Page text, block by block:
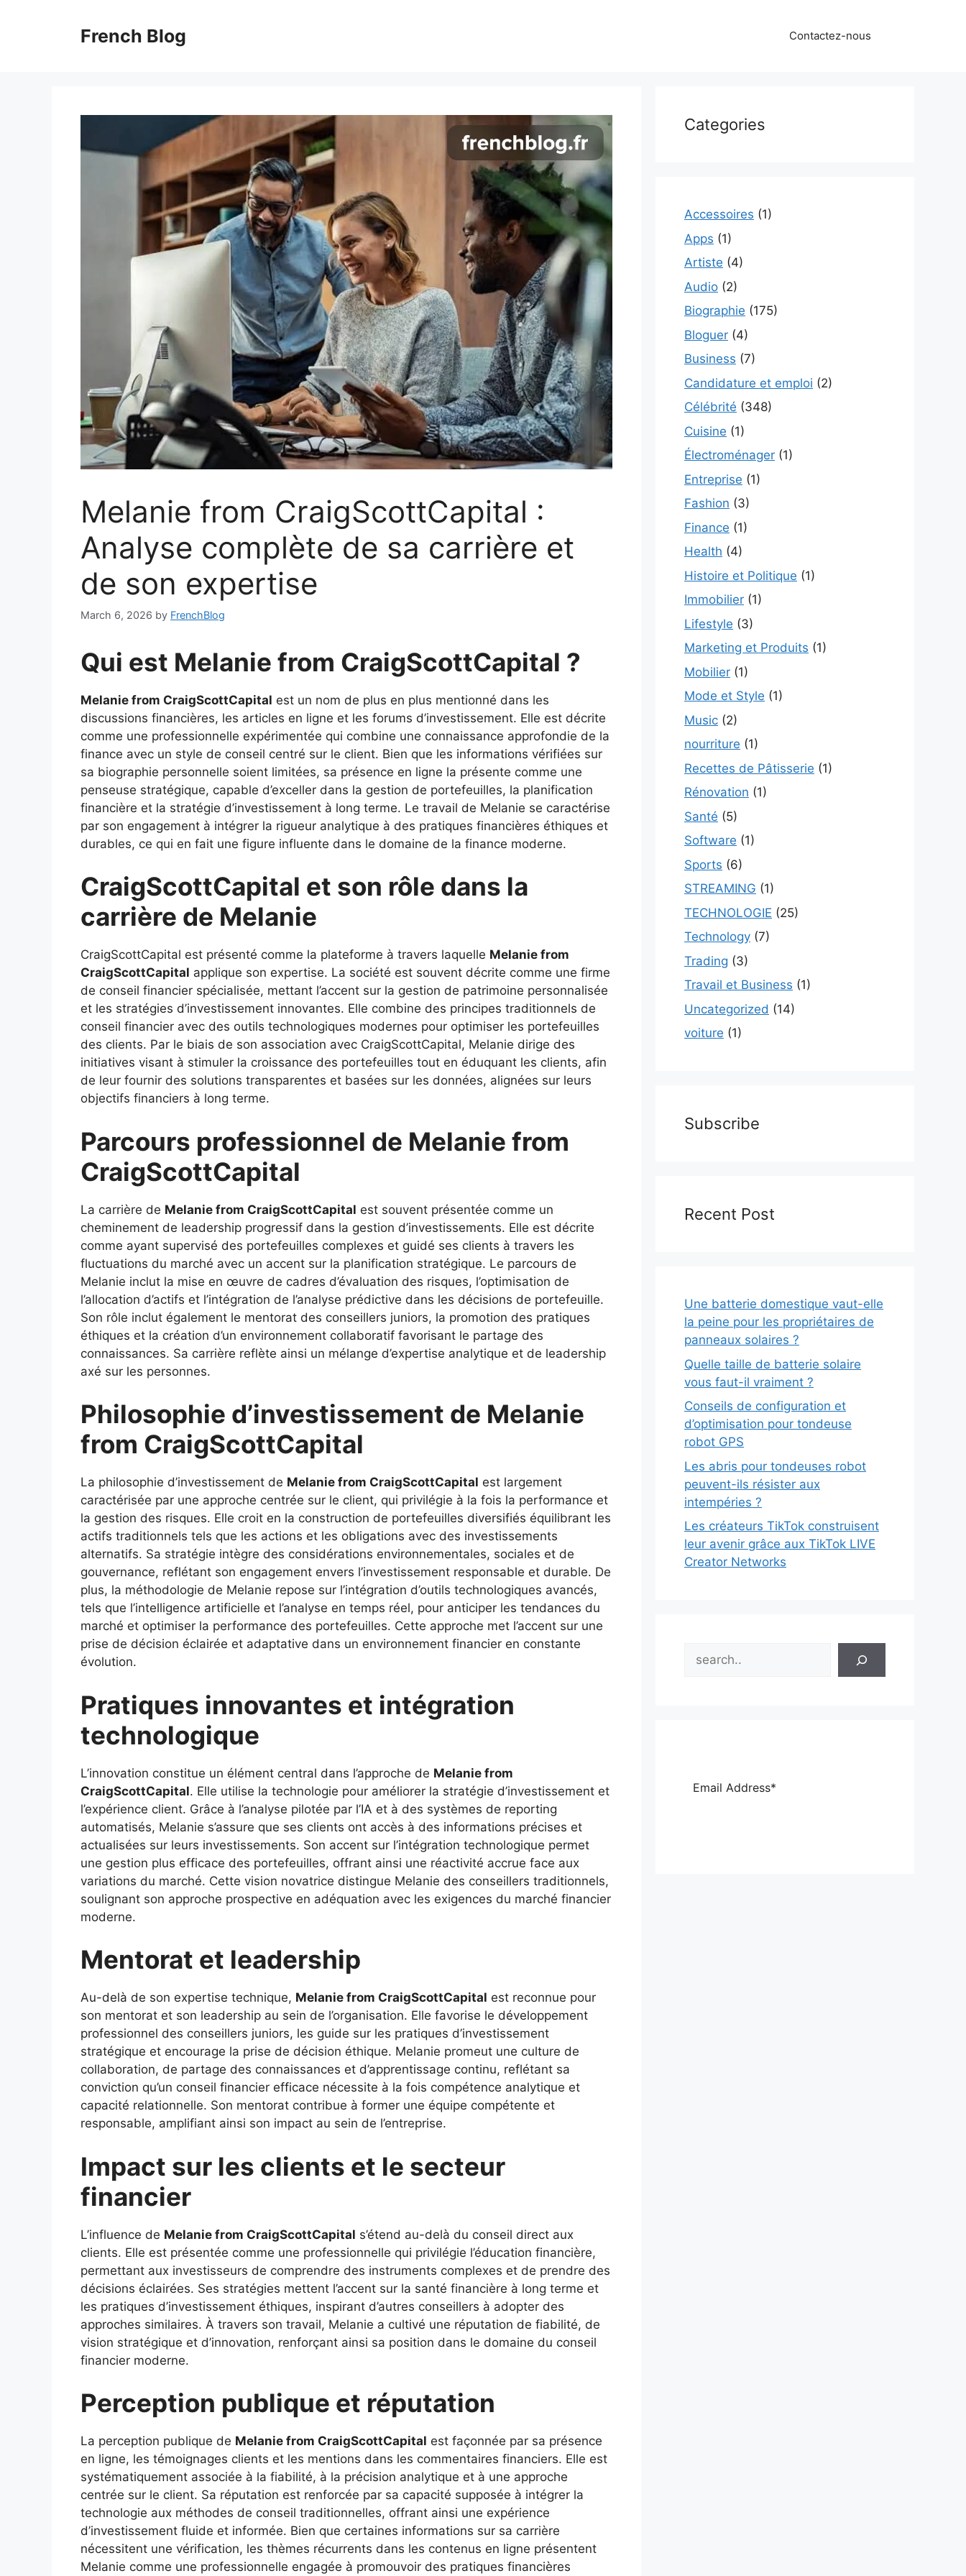
French Blog Contactez-nous
Melanie from CraigScottCapital :
Analyse complète de sa carrière et
de son expertise
March 6, 2026 by FrenchBlog
Qui est Melanie from CraigScottCapital ?
Melanie from CraigScottCapital est un nom de plus en plus mentionné dans les
discussions financières, les articles en ligne et les forums d’investissement. Elle est décrite
comme une professionnelle expérimentée qui combine une connaissance approfondie de la
finance avec un style de conseil centré sur le client. Bien que les informations vérifiées sur
sa biographie personnelle soient limitées, sa présence en ligne la présente comme une
penseuse stratégique, capable d’exceller dans la gestion de portefeuilles, la planification
financière et la stratégie d’investissement à long terme. Le travail de Melanie se caractérise
par son engagement à intégrer la rigueur analytique à des pratiques financières éthiques et
durables, ce qui en fait une figure influente dans le domaine de la finance moderne.
CraigScottCapital et son rôle dans la
carrière de Melanie
CraigScottCapital est présenté comme la plateforme à travers laquelle Melanie from
CraigScottCapital applique son expertise. La société est souvent décrite comme une firme
de conseil financier spécialisée, mettant l’accent sur la gestion de patrimoine personnalisée
et les stratégies d’investissement innovantes. Elle combine des principes traditionnels de
conseil financier avec des outils technologiques modernes pour optimiser les portefeuilles
des clients. Par le biais de son association avec CraigScottCapital, Melanie dirige des
initiatives visant à stimuler la croissance des portefeuilles tout en éduquant les clients, afin
de leur fournir des solutions transparentes et basées sur les données, alignées sur leurs
objectifs financiers à long terme.
Parcours professionnel de Melanie from
CraigScottCapital
La carrière de Melanie from CraigScottCapital est souvent présentée comme un
cheminement de leadership progressif dans la gestion d’investissements. Elle est décrite
comme ayant supervisé des portefeuilles complexes et guidé ses clients à travers les
fluctuations du marché avec un accent sur la planification stratégique. Le parcours de
Melanie inclut la mise en œuvre de cadres d’évaluation des risques, l’optimisation de
l’allocation d’actifs et l’intégration de l’analyse prédictive dans les décisions de portefeuille.
Son rôle inclut également le mentorat des conseillers juniors, la promotion des pratiques
éthiques et la création d’un environnement collaboratif favorisant le partage des
connaissances. Sa carrière reflète ainsi un mélange d’expertise analytique et de leadership
axé sur les personnes.
Philosophie d’investissement de Melanie
from CraigScottCapital
La philosophie d’investissement de Melanie from CraigScottCapital est largement
caractérisée par une approche centrée sur le client, qui privilégie à la fois la performance et
la gestion des risques. Elle croit en la construction de portefeuilles diversifiés équilibrant les
actifs traditionnels tels que les actions et les obligations avec des investissements
alternatifs. Sa stratégie intègre des considérations environnementales, sociales et de
gouvernance, reflétant son engagement envers l’investissement responsable et durable. De
plus, la méthodologie de Melanie repose sur l’intégration d’outils technologiques avancés,
tels que l’intelligence artificielle et l’analyse en temps réel, pour anticiper les tendances du
marché et optimiser la performance des portefeuilles. Cette approche met l’accent sur une
prise de décision éclairée et adaptative dans un environnement financier en constante
évolution.
Pratiques innovantes et intégration
technologique
L’innovation constitue un élément central dans l’approche de Melanie from
CraigScottCapital. Elle utilise la technologie pour améliorer la stratégie d’investissement et
l’expérience client. Grâce à l’analyse pilotée par l’IA et à des systèmes de reporting
automatisés, Melanie s’assure que ses clients ont accès à des informations précises et
actualisées sur leurs investissements. Son accent sur l’intégration technologique permet
une gestion plus efficace des portefeuilles, offrant ainsi une réactivité accrue face aux
variations du marché. Cette vision novatrice distingue Melanie des conseillers traditionnels,
soulignant son approche prospective en adéquation avec les exigences du marché financier
moderne.
Mentorat et leadership
Au-delà de son expertise technique, Melanie from CraigScottCapital est reconnue pour
son mentorat et son leadership au sein de l’organisation. Elle favorise le développement
professionnel des conseillers juniors, les guide sur les pratiques d’investissement
stratégique et encourage la prise de décision éthique. Melanie promeut une culture de
collaboration, de partage des connaissances et d’apprentissage continu, reflétant sa
conviction qu’un conseil financier efficace nécessite à la fois compétence analytique et
capacité relationnelle. Son mentorat contribue à former une équipe compétente et
responsable, amplifiant ainsi son impact au sein de l’entreprise.
Impact sur les clients et le secteur
financier
L’influence de Melanie from CraigScottCapital s’étend au-delà du conseil direct aux
clients. Elle est présentée comme une professionnelle qui privilégie l’éducation financière,
permettant aux investisseurs de comprendre des instruments complexes et de prendre des
décisions éclairées. Ses stratégies mettent l’accent sur la santé financière à long terme et
les pratiques d’investissement éthiques, inspirant d’autres conseillers à adopter des
approches similaires. À travers son travail, Melanie a cultivé une réputation de fiabilité, de
vision stratégique et d’innovation, renforçant ainsi sa position dans le domaine du conseil
financier moderne.
Perception publique et réputation
La perception publique de Melanie from CraigScottCapital est façonnée par sa présence
en ligne, les témoignages clients et les mentions dans les commentaires financiers. Elle est
systématiquement associée à la fiabilité, à la précision analytique et à une approche
centrée sur le client. Sa réputation est renforcée par sa capacité supposée à intégrer la
technologie aux méthodes de conseil traditionnelles, offrant ainsi une expérience
d’investissement fluide et informée. Bien que certaines informations sur sa carrière
nécessitent une vérification, les thèmes récurrents dans les contenus en ligne présentent
Melanie comme une professionnelle engagée à promouvoir des pratiques financières
Categories
Accessoires (1)
Apps (1)
Artiste (4)
Audio (2)
Biographie (175)
Bloguer (4)
Business (7)
Candidature et emploi (2)
Célébrité (348)
Cuisine (1)
Électroménager (1)
Entreprise (1)
Fashion (3)
Finance (1)
Health (4)
Histoire et Politique (1)
Immobilier (1)
Lifestyle (3)
Marketing et Produits (1)
Mobilier (1)
Mode et Style (1)
Music (2)
nourriture (1)
Recettes de Pâtisserie (1)
Rénovation (1)
Santé (5)
Software (1)
Sports (6)
STREAMING (1)
TECHNOLOGIE (25)
Technology (7)
Trading (3)
Travail et Business (1)
Uncategorized (14)
voiture (1)
Subscribe
Recent Post
Une batterie domestique vaut-elle
la peine pour les propriétaires de
panneaux solaires ?
Quelle taille de batterie solaire
vous faut-il vraiment ?
Conseils de configuration et
d’optimisation pour tondeuse
robot GPS
Les abris pour tondeuses robot
peuvent-ils résister aux
intempéries ?
Les créateurs TikTok construisent
leur avenir grâce aux TikTok LIVE
Creator Networks